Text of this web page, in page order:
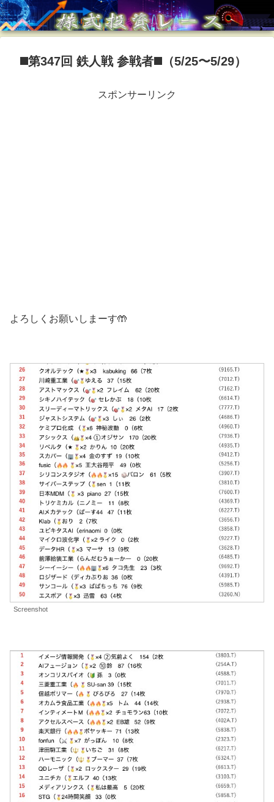
◼️第347回 鉄人戦 参戦者◼️（5/25〜5/29）
スポンサーリンク
よろしくお願いしまーす🤲
Screenshot